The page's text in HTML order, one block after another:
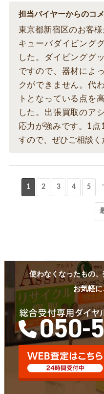
担当バイヤーからのコ
東京都新宿区のお客
キューバダイビング
した。ダイビンググ
ですので、器材によ
クができません。代
トとなっている点を
した。出張買取のア
応力が強みです。1点
すので、ぜひご相談く
1 2 3 4 5
使わなくなったもの
お気軽